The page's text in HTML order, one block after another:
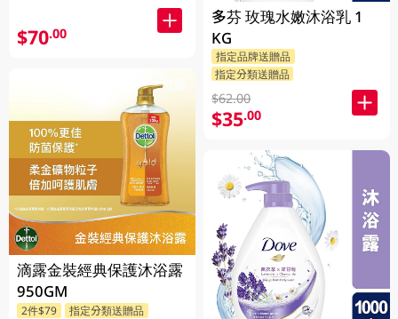
$70.00
滴露金裝經典保護沐浴露
950GM
2件$79 指定分類送贈品
多芬 玫瑰水嫩沐浴乳 1
KG
指定品牌送贈品
指定分類送贈品
$62.00
$35.00